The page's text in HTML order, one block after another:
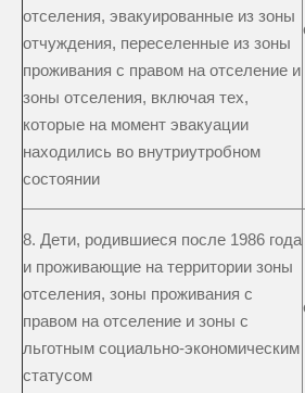
отселения, эвакуированные из зоны
отчуждения, переселенные из зоны
проживания с правом на отселение и
зоны отселения, включая тех,
которые на момент эвакуации
находились во внутриутробном
состоянии
8. Дети, родившиеся после 1986 года
и проживающие на территории зоны
отселения, зоны проживания с
правом на отселение и зоны с
льготным социально-экономическим
статусом